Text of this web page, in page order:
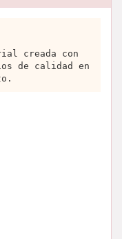
creada con
de calidad en